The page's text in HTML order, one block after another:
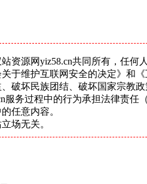
资源网yiz58.cn共同所有，任何
于维护互联网安全的决定》和
破坏民族团结、破坏国家宗教
务过程中的行为承担法律责任
任意内容。
场无关。